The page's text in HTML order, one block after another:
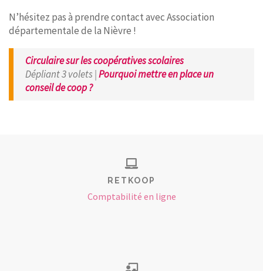
N’hésitez pas à prendre contact avec Association
départementale de la Nièvre !
Circulaire sur les coopératives scolaires
Dépliant 3 volets |Pourquoi mettre en place un
conseil de coop ?
RETKOOP
Comptabilité en ligne